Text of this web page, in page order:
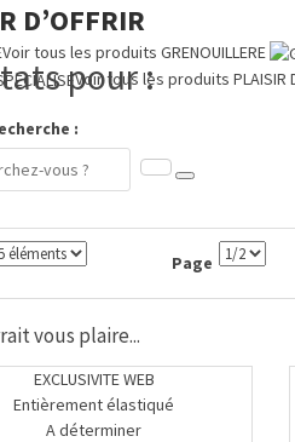
Voir tous les produits GRENOUILLERE
Voir tous les produits PLAISIR
D’OFFRIR
pour :
:
Page
vous plaire...
EXCLUSIVITE WEB
Entièrement élastiqué
A déterminer